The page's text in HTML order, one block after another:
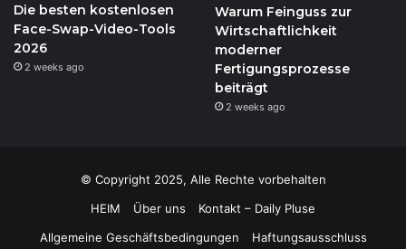
Die besten kostenlosen
Face-Swap-Video-Tools
2026
2 weeks ago
Warum Feinguss zur
Wirtschaftlichkeit
moderner
Fertigungsprozesse
beiträgt
2 weeks ago
© Copyright 2025, Alle Rechte vorbehalten
HEIM
Über uns
Kontakt – Daily Pluse
Allgemeine Geschäftsbedingungen
Haftungsausschluss